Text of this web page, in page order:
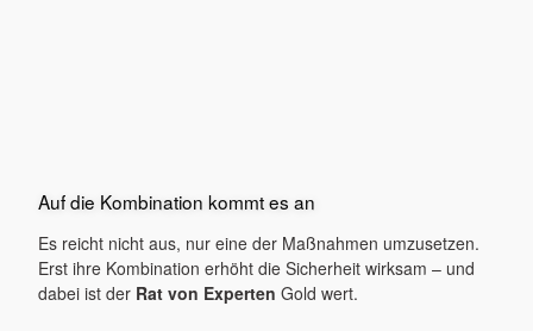
Auf die Kombination kommt es an
Es reicht nicht aus, nur eine der Maßnahmen umzusetzen.
Erst ihre Kombination erhöht die Sicherheit wirksam – und
dabei ist der Rat von Experten Gold wert.